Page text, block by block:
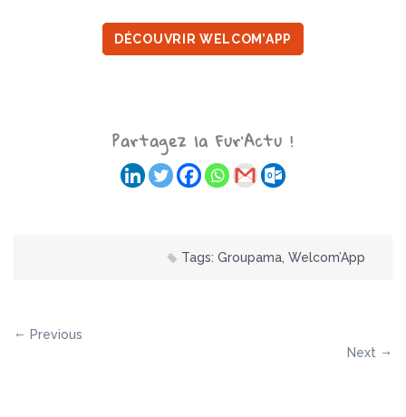
DÉCOUVRIR WELCOM’APP
Partagez la Fur'Actu !
Tags: Groupama, Welcom’App
Previous
Next